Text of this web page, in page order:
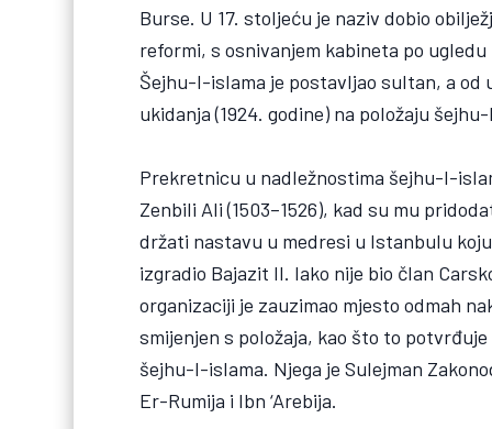
Burse. U 17. stoljeću je naziv dobio
reformi, s osnivanjem kabineta po
Šejhu-l-islama je postavljao sultan, a od
ukidanja (1924. godine) na položaju
Prekretnicu u nadležnostima šejhu-l-
Zenbili Ali (1503–1526), kad su mu
držati nastavu u medresi u Istanbulu
izgradio Bajazit II. Iako nije bio član
organizaciji je zauzimao mjesto odmah
smijenjen s položaja, kao što to
šejhu-l-islama. Njega je Sulejman
Er-Rumija i Ibn ‘Arebija.